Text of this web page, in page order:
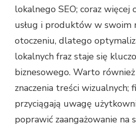
lokalnego SEO; coraz więcej
usług i produktów w swoim
otoczeniu, dlatego
lokalnych fraz staje się
biznesowego. Warto
znaczenia treści wizualnych;
przyciągają uwagę
poprawić zaangażowanie na